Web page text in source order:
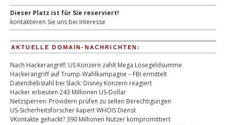
Dieser Platz ist für Sie reserviert!
kontaktieren Sie uns bei Interesse
AKTUELLE DOMAIN-NACHRICHTEN:
Nach Hackerangriff: US Konzern zahlt Mega Lösegeldsumme
Hackerangriff auf Trump-Wahlkampagne – FBI ermittelt
Datendiebstahl bei Slack: Disney Konzern reagiert
Hacker erbeuten 243 Millionen US-Dollar
Netzsperren: Providern prüfen zu selten Berechtigungen
US-Sicherheitsforscher kapert WHOIS Dienst
VKontakte gehackt? 390 Millionen Nutzer kompromittiert